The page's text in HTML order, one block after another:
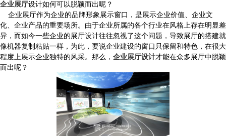
企业展厅设计如何可以脱颖而出呢？
企业展厅作为企业的品牌形象展示窗口，是展示企业价值、企业文
化、企业产品的重要场所。由于企业所属的各个行业在风格上存在明显差
异，而如今一些企业的展厅设计往往忽视了这个问题，导致展厅的搭建就
像机器复制粘贴一样，为此，要说企业建设的窗口只保留和特色，在很大
程度上展示企业独特的风采。那么， 企业展厅设计才能在众多展厅中脱颖
而出呢？